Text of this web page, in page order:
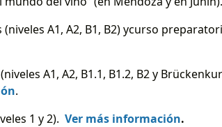
A1, A2, B1, B2) ycurso
A1, A2, B1.1, B1.2, B2 y
.
1 y 2). Ver más información.